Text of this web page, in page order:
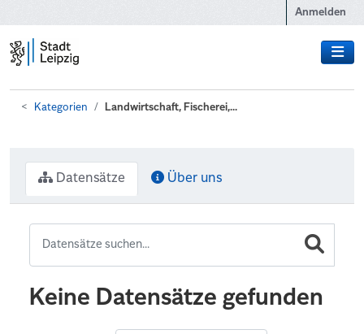
Anmelden
Kategorien Landwirtschaft, Fischerei,...
Datensätze Über uns
Keine Datensätze gefunden